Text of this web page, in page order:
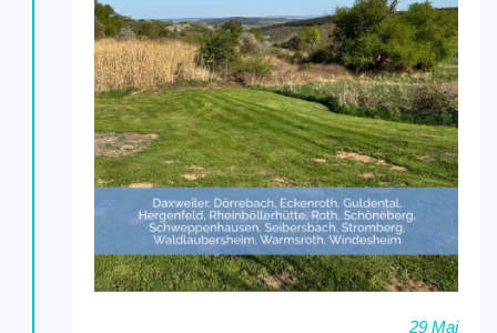
29 Mai